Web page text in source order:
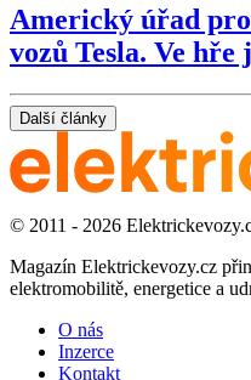
Americký úřad
vozů Tesla. Ve hře
Další články
© 2011 - 2026
Magazín Elektrickevozy.cz
elektromobilitě, energetice a
O nás
Inzerce
Kontakt